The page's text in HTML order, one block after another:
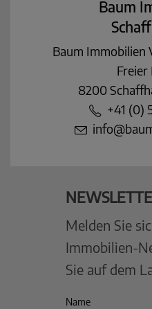
Baum
Baum
Freier
8200
+41 (0)
Melden Sie
Immobilien-
Sie auf dem
Name